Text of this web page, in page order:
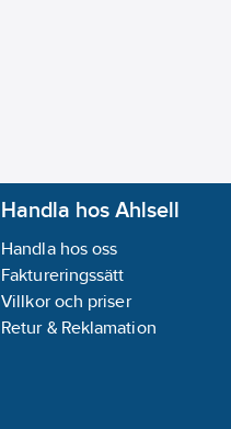
Handla hos Ahlsell
Handla hos oss
Faktureringssätt
Villkor och priser
Retur & Reklamation